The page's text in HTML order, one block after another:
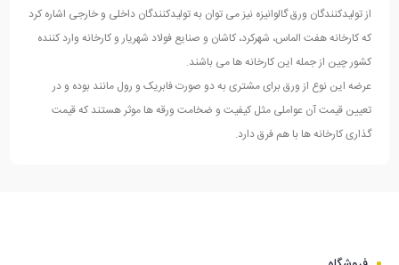
از تولیدکنندگان ورق گالوانیزه نیز می توان به تولیدکنندگان داخلی و خارجی اشاره کرد
که کارخانه هفت الماس، شهرکرد، کاشان و صنایع فولاد شهریار و کارخانه وارد کننده
کشور چین از جمله این کارخانه ها می باشند.
عرضه این نوع از ورق برای مشتری به دو صورت فابریک و رول مانند بوده و در
تعیین قیمت آن عواملی مثل کیفیت و ضخامت ورقه ها موثر هستند که قیمت
گذاری کارخانه ها با هم فرق دارد.